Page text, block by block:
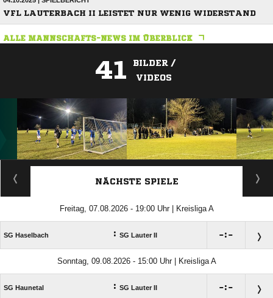
VFL LAUTERBACH II LEISTET NUR WENIG WIDERSTAND
ALLE MANNSCHAFTS-NEWS IM ÜBERBLICK
41
BILDER /
VIDEOS
ANZEIGE
NÄCHSTE SPIELE
Freitag, 07.08.2026 - 19:00 Uhr | Kreisliga A
SG Haselbach : SG Lauter II :
Sonntag, 09.08.2026 - 15:00 Uhr | Kreisliga A
SG Haunetal : SG Lauter II :